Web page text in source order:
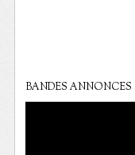
BANDES ANNONCES